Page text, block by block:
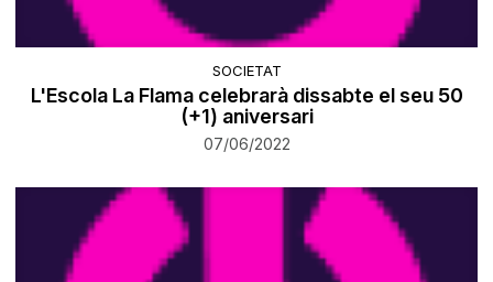
SOCIETAT
L'Escola La Flama celebrarà dissabte el seu 50
(+1) aniversari
07/06/2022